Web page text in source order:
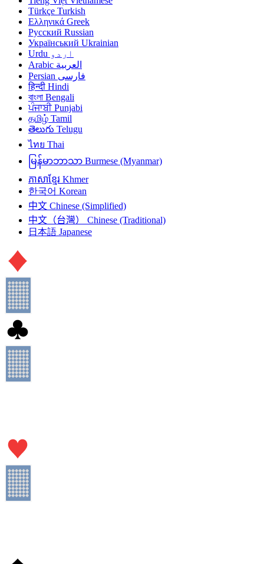
Türkçe Turkish
Ελληνικά Greek
Русский Russian
Український Ukrainian
اردو Urdu
العربية Arabic
فارسی Persian
हिन्दी Hindi
বাংলা Bengali
ਪੰਜਾਬੀ Punjabi
தமிழ் Tamil
తెలుగు Telugu
ไทย Thai
မြန်မာဘာသာ Burmese (Myanmar)
ភាសាខ្មែរ Khmer
한국어 Korean
中文 Chinese (Simplified)
中文（台灣）
Chinese (Traditional)
日本語 Japanese